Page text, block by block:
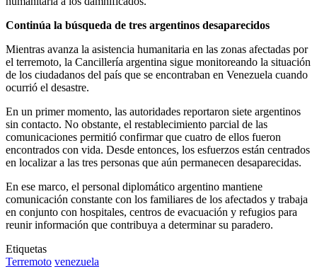
Continúa la búsqueda de tres argentinos desaparecidos
Mientras avanza la asistencia humanitaria en las zonas afectadas por
el terremoto, la Cancillería argentina sigue monitoreando la situación
de los ciudadanos del país que se encontraban en Venezuela cuando
ocurrió el desastre.
En un primer momento, las autoridades reportaron siete argentinos
sin contacto. No obstante, el restablecimiento parcial de las
comunicaciones permitió confirmar que cuatro de ellos fueron
encontrados con vida. Desde entonces, los esfuerzos están centrados
en localizar a las tres personas que aún permanecen desaparecidas.
En ese marco, el personal diplomático argentino mantiene
comunicación constante con los familiares de los afectados y trabaja
en conjunto con hospitales, centros de evacuación y refugios para
reunir información que contribuya a determinar su paradero.
Etiquetas
Terremoto venezuela